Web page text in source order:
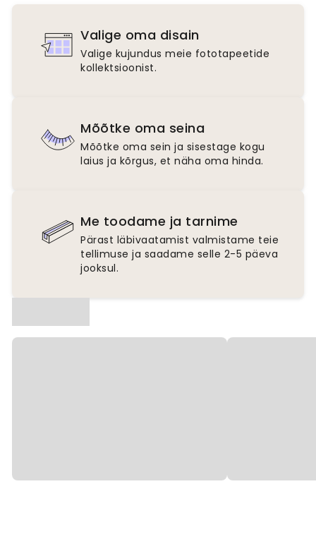
Valige oma disain
Valige kujundus meie fototapeetide
kollektsioonist.
Mõõtke oma seina
Mõõtke oma sein ja sisestage kogu
laius ja kõrgus, et näha oma hinda.
Me toodame ja tarnime
Pärast läbivaatamist valmistame teie
tellimuse ja saadame selle 2-5 päeva
jooksul.